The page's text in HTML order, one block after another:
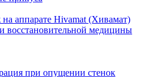
аппарате Hivamat (Хивамат)
восстановительной медицины
при опущении стенок